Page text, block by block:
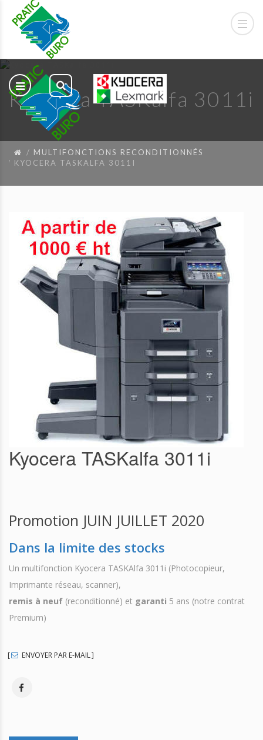
Kyocera TASKalfa 3011i
MULTIFONCTIONS RECONDITIONNÉS
KYOCERA TASKALFA 3011I
Kyocera TASKalfa 3011i
Promotion JUIN JUILLET 2020
Dans la limite des stocks
Un multifonction Kyocera TASKAlfa 3011i (Photocopieur,
Imprimante réseau, scanner),
remis à neuf (reconditionné) et garanti 5 ans (notre contrat
Premium)
ENVOYER PAR E-MAIL